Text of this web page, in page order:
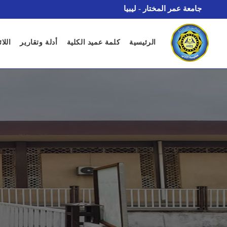
جامعة عمر المختار - ليبيا
الرئيسية كلمة عميد الكلية أدلة وتقارير